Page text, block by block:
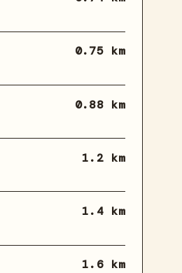
0.75 km
0.88 km
1.2 km
1.4 km
1.6 km